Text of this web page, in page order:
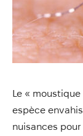
Le « moustique
espèce
nuisances pour